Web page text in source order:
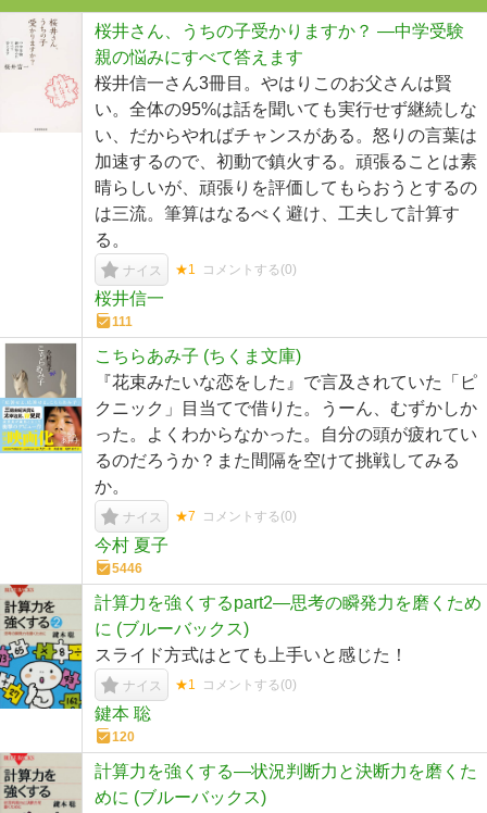
桜井さん、うちの子受かりますか？ ―中学受験
親の悩みにすべて答えます
桜井信一さん3冊目。やはりこのお父さんは賢
い。全体の95%は話を聞いても実行せず継続しな
い、だからやればチャンスがある。怒りの言葉は
加速するので、初動で鎮火する。頑張ることは素
晴らしいが、頑張りを評価してもらおうとするの
は三流。筆算はなるべく避け、工夫して計算す
る。
ナイス ★1 コメントする(0)
桜井信一
111
こちらあみ子 (ちくま文庫)
『花束みたいな恋をした』で言及されていた「ピ
クニック」目当てで借りた。うーん、むずかしか
った。よくわからなかった。自分の頭が疲れてい
るのだろうか？また間隔を空けて挑戦してみる
か。
ナイス ★7 コメントする(0)
今村 夏子
5446
計算力を強くするpart2―思考の瞬発力を磨くため
に (ブルーバックス)
スライド方式はとても上手いと感じた！
ナイス ★1 コメントする(0)
鍵本 聡
120
計算力を強くする―状況判断力と決断力を磨くた
めに (ブルーバックス)